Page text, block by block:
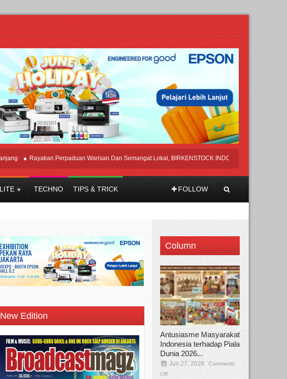
Rayakan Perpaduan Warisan Dan Semangat Lokal, BIRKENSTOCK INDONESIA Membuka Took di
TECHNO TIPS & TRICK FOLLOW
New Edition
Column
Antusiasme Masyarakat
Indonesia terhadap Piala
Dunia 2026...
Jun 27, 2026
Comments
Off